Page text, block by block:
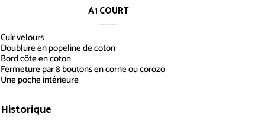
A1 COURT
Cuir velours
Doublure en popeline de coton
Bord côte en coton
Fermeture par 8 boutons en corne ou corozo
Une poche intérieure
Historique